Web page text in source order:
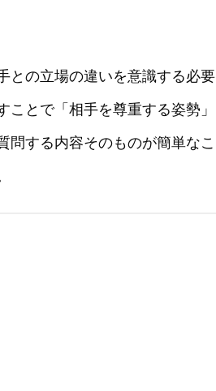
との立場の違いを意識する必要
とで「相手を尊重する姿勢」
問する内容そのものが簡単なこ